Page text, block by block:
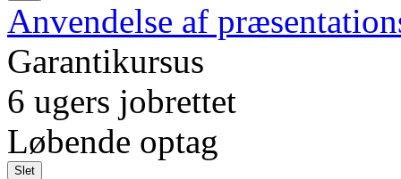
Anvendelse af
Garantikursus
6 ugers jobrettet
Løbende optag
Slet